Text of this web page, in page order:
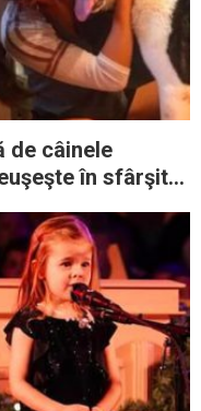
de câinele
în sfârşit